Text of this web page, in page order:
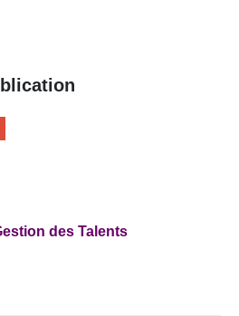
des Talents